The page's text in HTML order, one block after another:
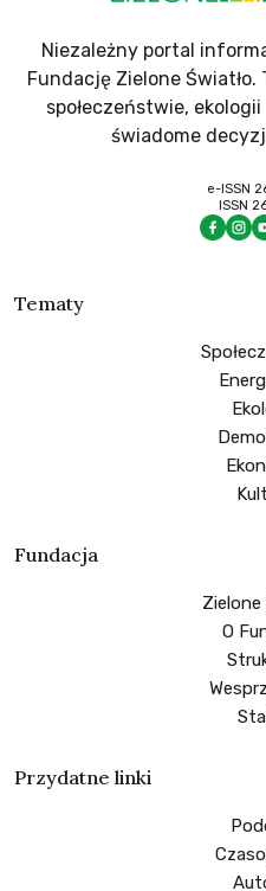
Niezależny portal
Fundację Zielone
społeczeństwie,
świadome
e-ISSN
ISSN
Tematy
Fundacja
Zielone
O
Przydatne linki